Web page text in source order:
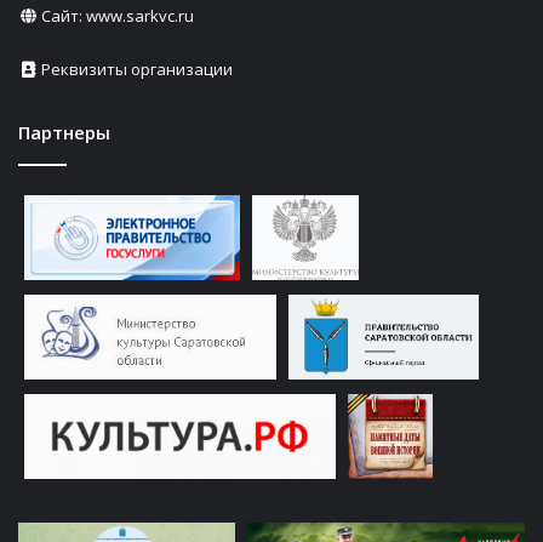
Сайт: www.sarkvc.ru
Реквизиты организации
Партнеры